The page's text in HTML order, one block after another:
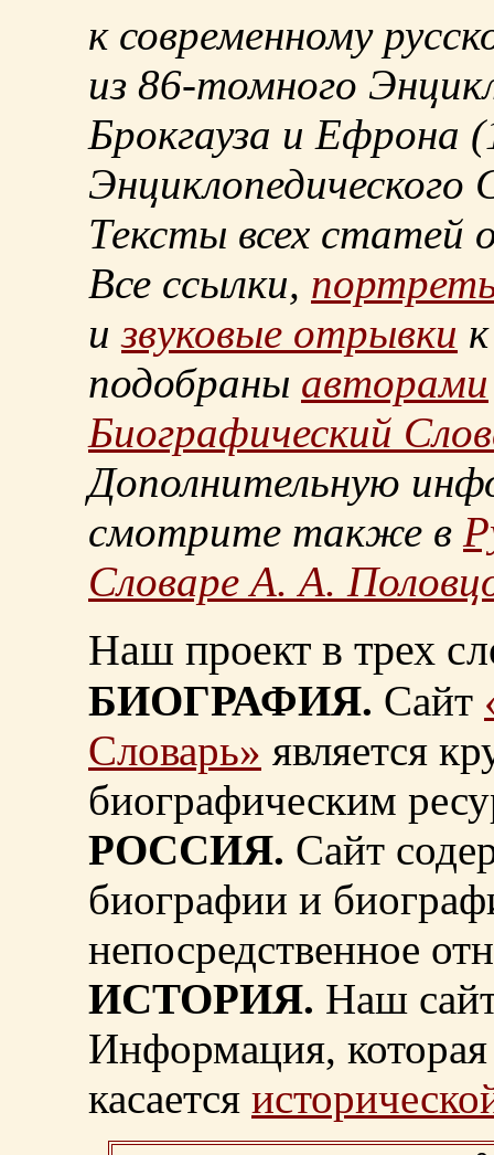
к современному
из 86-томного
Брокгауза и Ефрона
Энциклопедического
Тексты всех статей
Все ссылки,
извуковые отрывки
подобраны авторами
Биографический
Дополнительную
смотрите также в
Словаре А. А.
Наш проект в трех
БИОГРАФИЯ. Сайт
Словарь» является
биографическим
РОССИЯ. Сайт
биографии и
непосредственное
ИСТОРИЯ. Наш
Информация, которая
касается